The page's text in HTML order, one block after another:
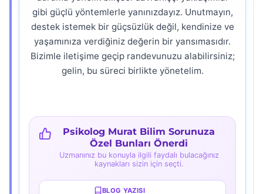
gibi güçlü yöntemlerle yanınızdayız. Unutmayın,
destek istemek bir güçsüzlük değil, kendinize ve
yaşamınıza verdiğiniz değerin bir yansımasıdır.
Bizimle iletişime geçip randevunuzu alabilirsiniz;
gelin, bu süreci birlikte yönetelim.
Psikolog Murat Bilim Sorunuza
Özel Bunları Önerdi
Uzmanınız bu konuyla ilgili faydalı bulacağınız
kaynakları sizin için seçti.
BLOG YAZISI